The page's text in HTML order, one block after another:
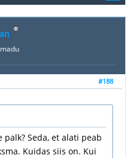
#188
Seda, et alati peab
Kuidas siis on. Kui